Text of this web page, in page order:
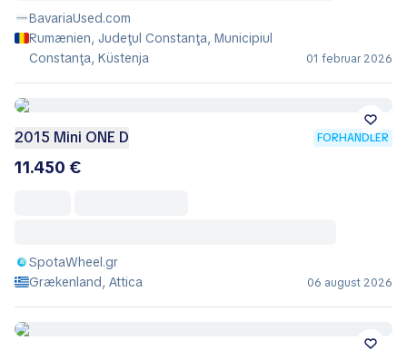
BavariaUsed.com
Rumænien, Judeţul Constanţa, Municipiul
Constanţa, Küstenja
01 februar 2026
2015 Mini ONE D FORHANDLER
11.450 €
SpotaWheel.gr
Grækenland, Attica
06 august 2026